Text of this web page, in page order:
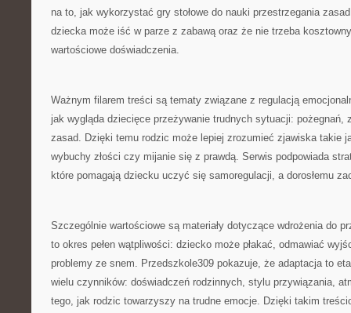
na to, jak wykorzystać gry stołowe do nauki przestrzegania
dziecka może iść w parze z zabawą oraz że nie trzeba
wartościowe doświadczenia.
Ważnym filarem treści są tematy związane z regulacją
jak wygląda dziecięce przeżywanie trudnych sytuacji: pożegnań,
zasad. Dzięki temu rodzic może lepiej zrozumieć zjawiska takie
wybuchy złości czy mijanie się z prawdą. Serwis podpowiada
które pomagają dziecku uczyć się samoregulacji, a dorosłemu
Szczególnie wartościowe są materiały dotyczące wdrożenia do
to okres pełen wątpliwości: dziecko może płakać, odmawiać
problemy ze snem. Przedszkole309 pokazuje, że adaptacja to
wielu czynników: doświadczeń rodzinnych, stylu przywiązania,
tego, jak rodzic towarzyszy na trudne emocje. Dzięki takim